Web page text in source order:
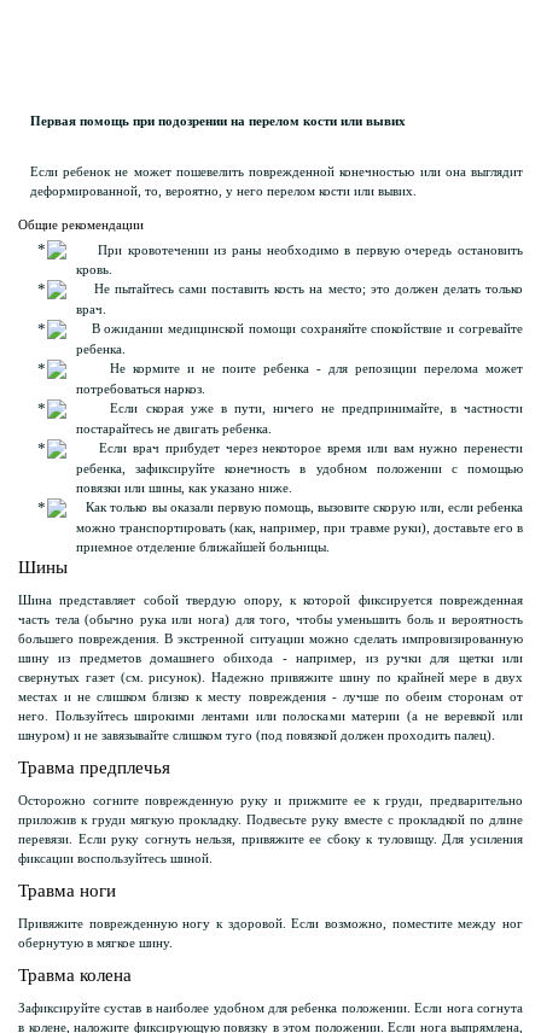
Первая помощь при подозрении на перелом кости или вывих
Если ребенок не может пошевелить поврежденной конечностью или она выглядит
деформированной, то, вероятно, у него перелом кости или вывих.
Общие рекомендации
При кровотечении из раны необходимо в первую очередь остановить
кровь.
Не пытайтесь сами поставить кость на место; это должен делать только
врач.
В ожидании медицинской помощи сохраняйте спокойствие и согревайте
ребенка.
Не кормите и не поите ребенка - для репозиции перелома может
потребоваться наркоз.
Если скорая уже в пути, ничего не предпринимайте, в частности
постарайтесь не двигать ребенка.
Если врач прибудет через некоторое время или вам нужно перенести
ребенка, зафиксируйте конечность в удобном положении с помощью
повязки или шины, как указано ниже.
Как только вы оказали первую помощь, вызовите скорую или, если ребенка
можно транспортировать (как, например, при травме руки), доставьте его в
приемное отделение ближайшей больницы.
Шины
Шина представляет собой твердую опору, к которой фиксируется поврежденная
часть тела (обычно рука или нога) для того, чтобы уменьшить боль и вероятность
большего повреждения. В экстренной ситуации можно сделать импровизированную
шину из предметов домашнего обихода - например, из ручки для щетки или
свернутых газет (см. рисунок). Надежно привяжите шину по крайней мере в двух
местах и не слишком близко к месту повреждения - лучше по обеим сторонам от
него. Пользуйтесь широкими лентами или полосками материи (а не веревкой или
шнуром) и не завязывайте слишком туго (под повязкой должен проходить палец).
Травма предплечья
Осторожно согните поврежденную руку и прижмите ее к груди, предварительно
приложив к груди мягкую прокладку. Подвесьте руку вместе с прокладкой по длине
перевязи. Если руку согнуть нельзя, привяжите ее сбоку к туловищу. Для усиления
фиксации воспользуйтесь шиной.
Травма ноги
Привяжите поврежденную ногу к здоровой. Если возможно, поместите между ног
обернутую в мягкое шину.
Травма колена
Зафиксируйте сустав в наиболее удобном для ребенка положении. Если нога согнута
в колене, наложите фиксирующую повязку в этом положении. Если нога выпрямлена,